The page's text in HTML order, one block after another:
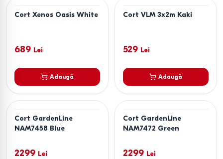
Cort Xenos Oasis White
689 Lei
Adaugă
Cort VLM 3x2m Kaki
529 Lei
Adaugă
Cort GardenLine
NAM7458 Blue
2299 Lei
Cort GardenLine
NAM7472 Green
2299 Lei